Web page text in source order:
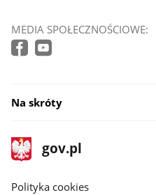
MEDIA SPOŁECZNOŚCIOWE:
Na skróty
stopka
gov.pl
Strona
gov.pl
gov.pl
Polityka cookies